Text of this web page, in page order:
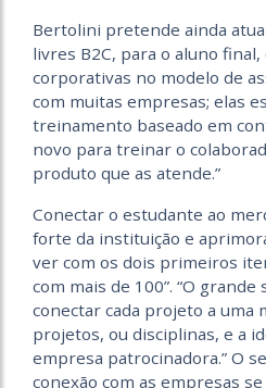
Bertolini pretende ainda
livres B2C, para o aluno
corporativas no modelo de
com muitas empresas; elas
treinamento baseado em
novo para treinar o
produto que as atende.”
Conectar o estudante ao
forte da instituição e
ver com os dois primeiros
com mais de 100”. “O
conectar cada projeto a uma
projetos, ou disciplinas, e a
empresa patrocinadora.” O
conexão com as empresas